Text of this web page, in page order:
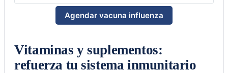
comprensión más precisa y
fomentar la importancia de la
vacunación en el entorno de
motivos para vacunar contra la
influenza a
Agendar vacuna influenza
Vitaminas y suplementos:
refuerza tu sistema inmunitario